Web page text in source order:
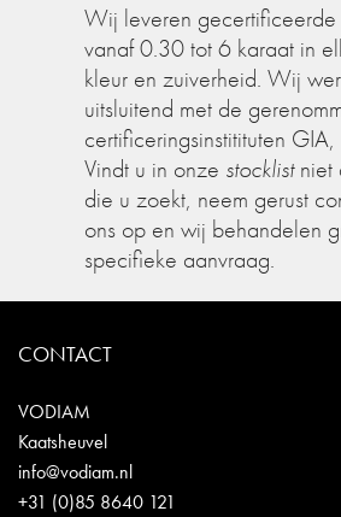
Wij leveren gecertificeerde
vanaf 0.30 tot 6 karaat in
kleur en zuiverheid. Wij
uitsluitend met de
certificeringsinstitituten GIA,
Vindt u in onze stocklistniet
die u zoekt, neem gerust
ons op en wij behandelen
specifieke aanvraag.
CONTACT
VODIAM
Kaatsheuvel
info@vodiam.nl
+31 (0)85 8640 121